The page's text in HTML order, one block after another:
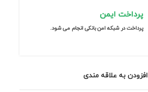
پرداخت ایمن
پرداخت در شبکه امن بانکی انجام می شود.
افزودن به علاقه مندی